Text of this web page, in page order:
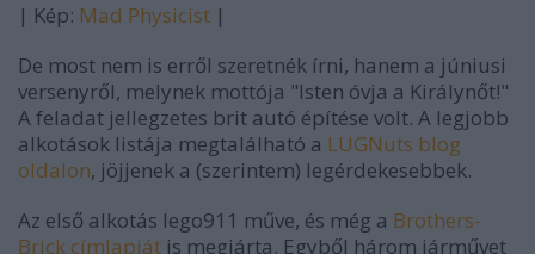
| Kép: Mad Physicist |
De most nem is erről szeretnék írni, hanem a júniusi
versenyről, melynek mottója "Isten óvja a Királynőt!"
A feladat jellegzetes brit autó építése volt. A legjobb
alkotások listája megtalálható a LUGNuts blog
oldalon, jöjjenek a (szerintem) legérdekesebbek.
Az első alkotás lego911 műve, és még a Brothers-
Brick címlapját is megjárta. Egyből három járművet